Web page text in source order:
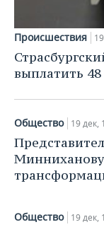
ХОККЕЙ С
Происшествия
выплатить
Общество 19 дек,
Общество 19 дек,